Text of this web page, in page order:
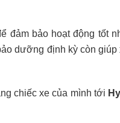
bảo hoạt động tốt
dưỡng định kỳ còn
chiếc xe của mình tới